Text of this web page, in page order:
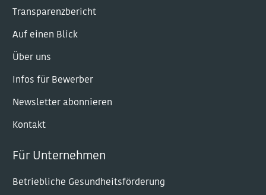
Transparenzbericht
Auf einen Blick
Über uns
Infos für Bewerber
Newsletter abonnieren
Kontakt
Für Unternehmen
Betriebliche Gesundheitsförderung